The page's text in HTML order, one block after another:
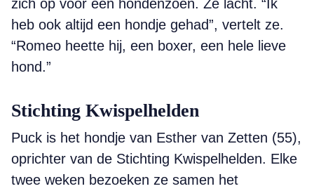
zich op voor een hondenzoen. Ze lacht. “Ik
heb ook altijd een hondje gehad”, vertelt ze.
“Romeo heette hij, een boxer, een hele lieve
hond.”
Stichting Kwispelhelden
Puck is het hondje van Esther van Zetten (55),
oprichter van de Stichting Kwispelhelden. Elke
twee weken bezoeken ze samen het